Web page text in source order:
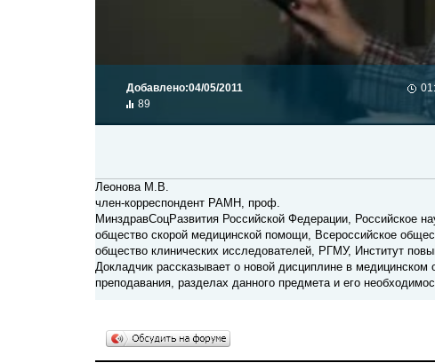
Добавлено:04/05/2011
89
Леонова М.В.
член-корреспондент РАМН, проф.
МинздравСоцРазвития Российской Федерации, Российское
общество скорой медицинской помощи, Всероссийское
общество клинических исследователей, РГМУ, Институт
Докладчик рассказывает о новой дисциплине в
преподавания, разделах данного предмета и его